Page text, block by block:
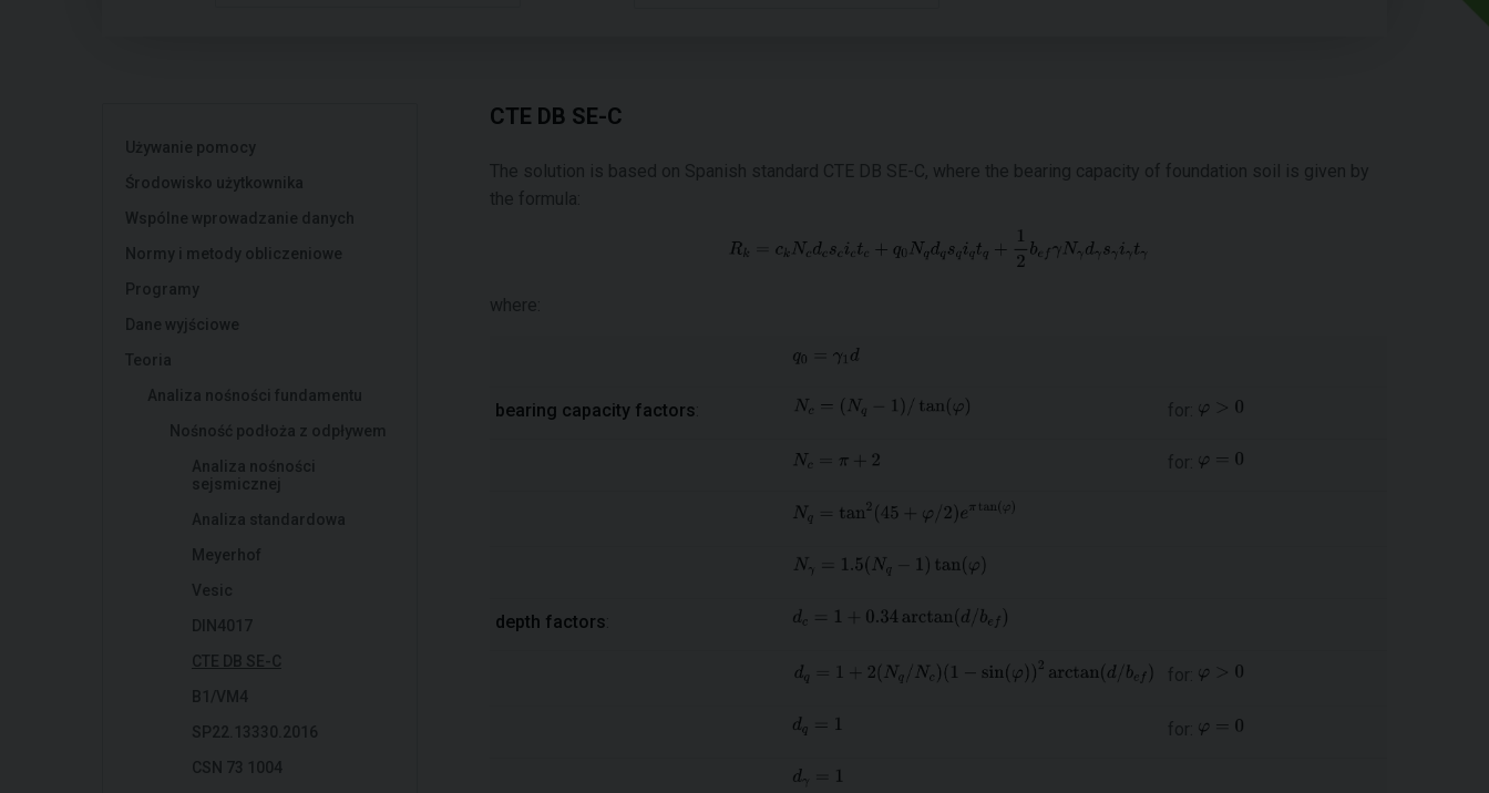
Używanie pomocy
Środowisko użytkownika
Wspólne wprowadzanie danych
Normy i metody obliczeniowe
Programy
Dane wyjściowe
Teoria
Analiza nośności fundamentu
Nośność podłoża z odpływem
Analiza nośności
sejsmicznej
Analiza standardowa
Meyerhof
Vesic
DIN4017
CTE DB SE-C
B1/VM4
SP22.13330.2016
CSN 73 1004
CTE DB SE-C
The solution is based on Spanish standard CTE DB SE-C, where the bearing capacity of foundation soil is given by
the formula:
where:
bearing capacity factors for:
for:
depth factors
for:
for: